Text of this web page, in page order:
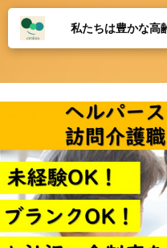
私たちは豊かな高